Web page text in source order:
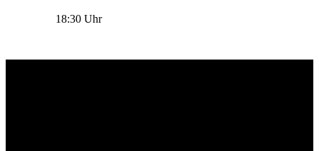
18:30 Uhr